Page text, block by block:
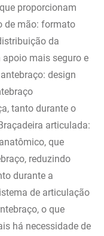
proporcionam
de mão: formato
da
mais seguro e
design
tanto durante o
articulada:
que
reduzindo
durante a
de articulação
o que
há necessidade de